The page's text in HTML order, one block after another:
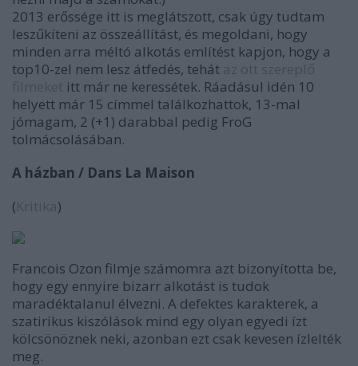
2013 erőssége itt is meglátszott, csak úgy tudtam
leszűkíteni az összeállítást, és megoldani, hogy
minden arra méltó alkotás említést kapjon, hogy a
top10-zel nem lesz átfedés, tehát
itt már ne keressétek. Ráadásul idén 10
helyett már 15 címmel találkozhattok, 13-mal
jómagam, 2 (+1) darabbal pedig FroG
tolmácsolásában.
A házban / Dans La Maison
(
)
Francois Ozon filmje számomra azt bizonyította be,
hogy egy ennyire bizarr alkotást is tudok
maradéktalanul élvezni. A defektes karakterek, a
szatirikus kiszólások mind egy olyan egyedi ízt
kölcsönöznek neki, azonban ezt csak kevesen ízlelték
meg.